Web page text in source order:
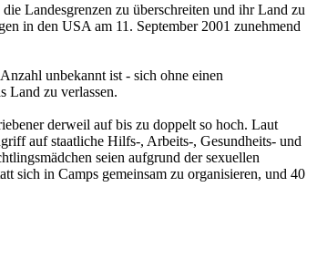
Landesgrenzen zu überschreiten und ihr Land zu
in den USA am 11. September 2001 zunehmend
unbekannt ist - sich ohne einen
Land zu verlassen.
derweil auf bis zu doppelt so hoch. Laut
auf staatliche Hilfs-, Arbeits-, Gesundheits- und
seien aufgrund der sexuellen
sich in Camps gemeinsam zu organisieren, und 40